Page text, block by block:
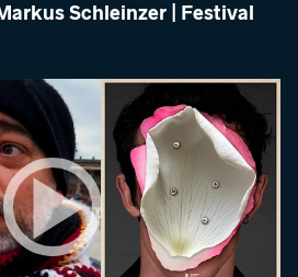
Schleinzer | Festival